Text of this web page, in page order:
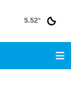
5.52°